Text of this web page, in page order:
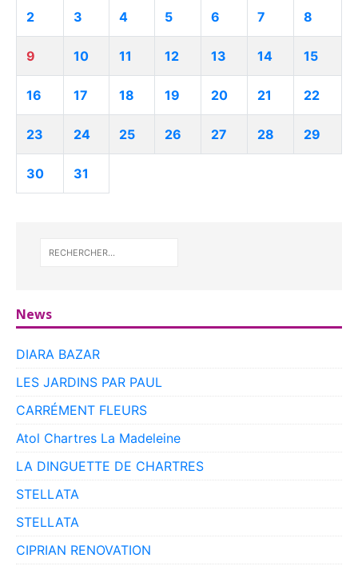
2 3 4 5 6 7 8
9 10 11 12 13 14 15
16 17 18 19 20 21 22
23 24 25 26 27 28 29
30 31
News
DIARA BAZAR
LES JARDINS PAR PAUL
CARRÉMENT FLEURS
Atol Chartres La Madeleine
LA DINGUETTE DE CHARTRES
STELLATA
STELLATA
CIPRIAN RENOVATION